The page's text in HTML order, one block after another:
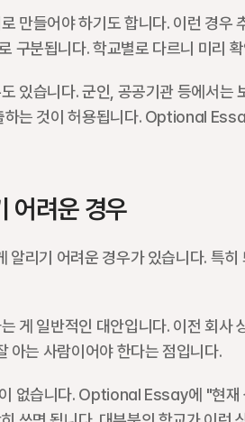
만들어야 하기도 합니다. 이런 경
구분됩니다. 학교별로 다르니 미리
있습니다. 군인, 공공기관 등에서는
하는 것이 허용됩니다. Optional
어려운 경우
알리기 어려운 경우가 있습니다. 특
게 일반적인 대안입니다. 이전 회
아는 사람이어야 한다는 점입니다.
없습니다. Optional Essay에 "현재